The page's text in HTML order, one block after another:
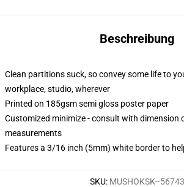
Beschreibung
Clean partitions suck, so convey some life to
workplace, studio, wherever
Printed on 185gsm semi gloss poster paper
Customized minimize - consult with dimension
measurements
Features a 3/16 inch (5mm) white border to
SKU: MUSHOKSK--56743